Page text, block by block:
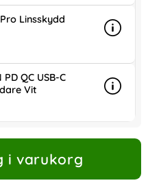
Linsskydd
Info
mer
QC USB-C
Vit
Info
mer
i varukorg